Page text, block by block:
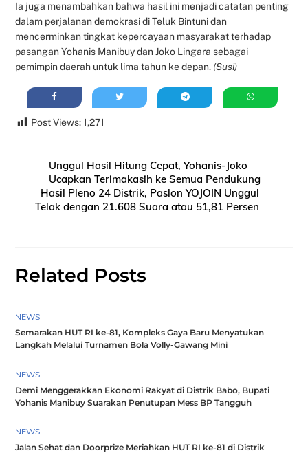
Ia juga menambahkan bahwa hasil ini menjadi catatan penting
dalam perjalanan demokrasi di Teluk Bintuni dan
mencerminkan tingkat kepercayaan masyarakat terhadap
pasangan Yohanis Manibuy dan Joko Lingara sebagai
pemimpin daerah untuk lima tahun ke depan. (Susi)
Post Views: 1,271
Unggul Hasil Hitung Cepat, Yohanis-Joko
Ucapkan Terimakasih ke Semua Pendukung
Hasil Pleno 24 Distrik, Paslon YOJOIN Unggul
Telak dengan 21.608 Suara atau 51,81 Persen
Related Posts
NEWS
Semarakan HUT RI ke-81, Kompleks Gaya Baru Menyatukan
Langkah Melalui Turnamen Bola Volly-Gawang Mini
NEWS
Demi Menggerakkan Ekonomi Rakyat di Distrik Babo, Bupati
Yohanis Manibuy Suarakan Penutupan Mess BP Tangguh
NEWS
Jalan Sehat dan Doorprize Meriahkan HUT RI ke-81 di Distrik